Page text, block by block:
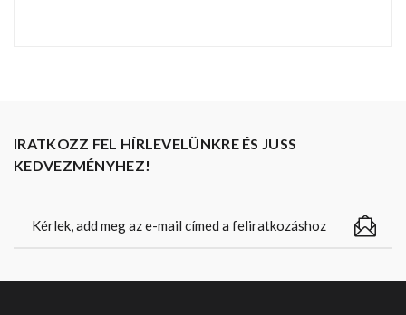
IRATKOZZ FEL HÍRLEVELÜNKRE ÉS JUSS
KEDVEZMÉNYHEZ!